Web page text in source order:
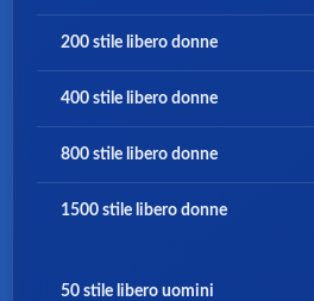
200 stile libero donne
400 stile libero donne
800 stile libero donne
1500 stile libero donne
50 stile libero uomini